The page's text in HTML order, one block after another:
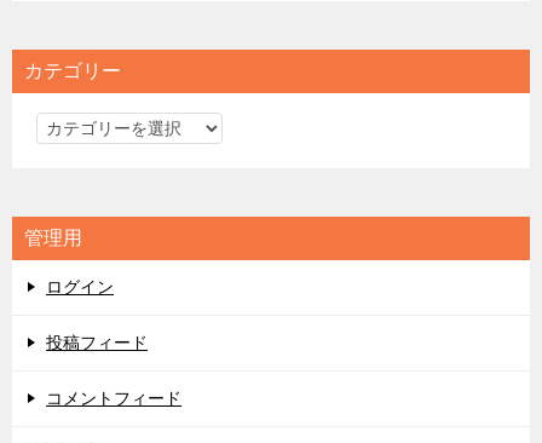
カテゴリー
カ
リ
ー
管理用
ログイン
投稿フィード
コメントフィード